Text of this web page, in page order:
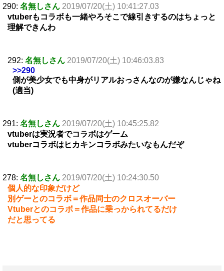
290: 名無しさん 2019/07/20(土) 10:41:27.03
vtuberもコラボも一緒やろそこで線引きするのはちょっと
理解できんわ
292: 名無しさん 2019/07/20(土) 10:46:03.83
>>290
側が美少女でも中身がリアルおっさんなのが嫌なんじゃね
(適当)
291: 名無しさん 2019/07/20(土) 10:45:25.82
vtuberは実況者でコラボはゲーム
vtuberコラボはヒカキンコラボみたいなもんだぞ
278: 名無しさん 2019/07/20(土) 10:24:30.50
個人的な印象だけど
別ゲーとのコラボ＝作品同士のクロスオーバー
Vtuberとのコラボ＝作品に乗っかられてるだけ
だと思ってる